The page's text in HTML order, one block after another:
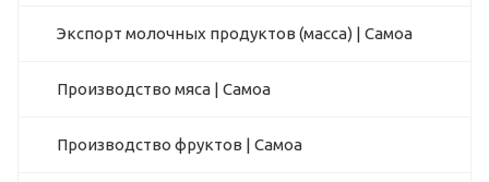
Экспорт молочных продуктов (масса) | Самоа
Производство мяса | Самоа
Производство фруктов | Самоа